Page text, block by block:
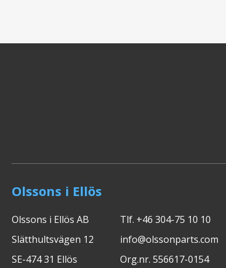
Olssons i Ellös
Olssons i Ellös AB
Slätthultsvägen 12
SE-474 31 Ellös
Tlf. +46 304-75 10 10
info@olssonparts.com
Org.nr. 556617-0154